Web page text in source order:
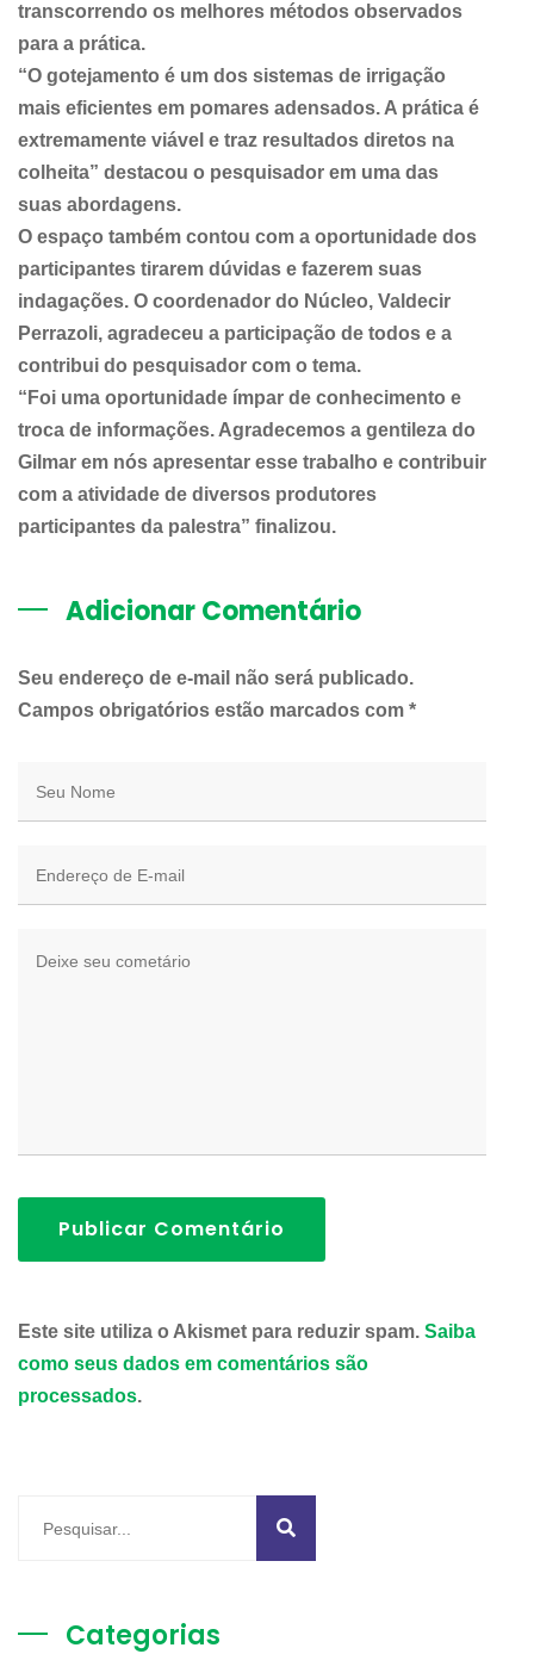
transcorrendo os melhores métodos observados
para a prática.
“O gotejamento é um dos sistemas de irrigação
mais eficientes em pomares adensados. A prática é
extremamente viável e traz resultados diretos na
colheita” destacou o pesquisador em uma das
suas abordagens.
O espaço também contou com a oportunidade dos
participantes tirarem dúvidas e fazerem suas
indagações. O coordenador do Núcleo, Valdecir
Perrazoli, agradeceu a participação de todos e a
contribui do pesquisador com o tema.
“Foi uma oportunidade ímpar de conhecimento e
troca de informações. Agradecemos a gentileza do
Gilmar em nós apresentar esse trabalho e contribuir
com a atividade de diversos produtores
participantes da palestra” finalizou.
Adicionar Comentário
Seu endereço de e-mail não será publicado.
Campos obrigatórios estão marcados com *
Publicar Comentário
Este site utiliza o Akismet para reduzir spam. Saiba
como seus dados em comentários são
processados.
Categorias